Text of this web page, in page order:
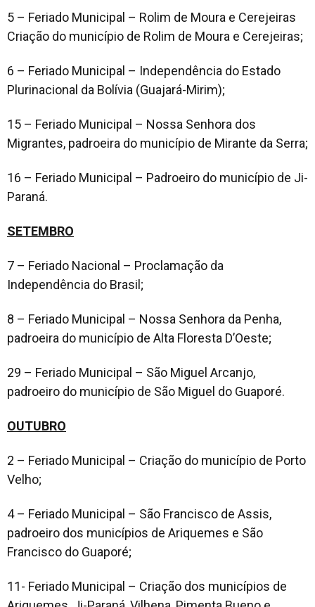
5 – Feriado Municipal – Rolim de Moura e Cerejeiras
Criação do município de Rolim de Moura e Cerejeiras;
6 – Feriado Municipal – Independência do Estado
Plurinacional da Bolívia (Guajará-Mirim);
15 – Feriado Municipal – Nossa Senhora dos
Migrantes, padroeira do município de Mirante da Serra;
16 – Feriado Municipal – Padroeiro do município de Ji-
Paraná.
SETEMBRO
7 – Feriado Nacional – Proclamação da
Independência do Brasil;
8 – Feriado Municipal – Nossa Senhora da Penha,
padroeira do município de Alta Floresta D’Oeste;
29 – Feriado Municipal – São Miguel Arcanjo,
padroeiro do município de São Miguel do Guaporé.
OUTUBRO
2 – Feriado Municipal – Criação do município de Porto
Velho;
4 – Feriado Municipal – São Francisco de Assis,
padroeiro dos municípios de Ariquemes e São
Francisco do Guaporé;
11- Feriado Municipal – Criação dos municípios de